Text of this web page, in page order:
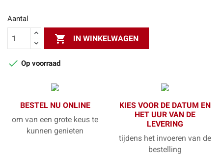
Aantal
 IN WINKELWAGEN
 Op voorraad
BESTEL NU ONLINE
om van een grote keus te
kunnen genieten
KIES VOOR DE DATUM EN
HET UUR VAN DE
LEVERING
tijdens het invoeren van de
bestelling